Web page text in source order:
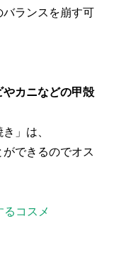
ランスを崩す可
やカニなどの甲殻
」は、
できるのでオス
コスメ